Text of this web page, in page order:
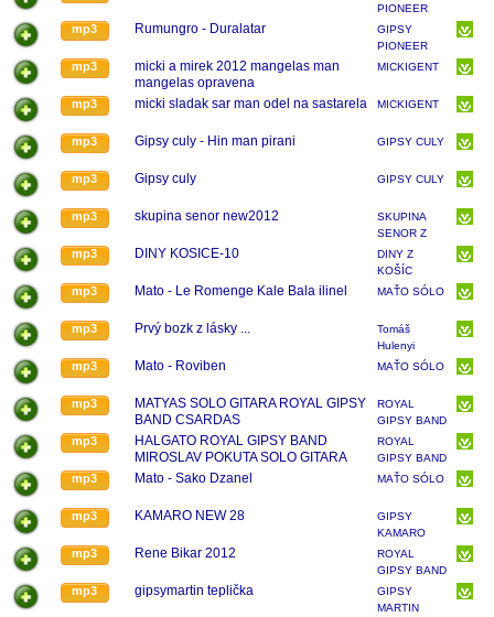
PIONEER
mp3 Rumungro - Duralatar
GIPSY
PIONEER
mp3
micki a mirek 2012 mangelas man
mangelas opravena
MICKIGENT
mp3 micki sladak sar man odel na sastarela MICKIGENT
mp3 Gipsy culy - Hin man pirani GIPSY CULY
mp3 Gipsy culy GIPSY CULY
mp3 skupina senor new2012
SKUPINA
SENOR Z
KOŠÍC
mp3 DINY KOSICE-10
DINY Z
KOŠÍC
mp3 Mato - Le Romenge Kale Bala ilinel MAŤO SÓLO
mp3 Prvý bozk z lásky ...
Tomáš
Hulenyi
mp3 Mato - Roviben MAŤO SÓLO
mp3
MATYAS SOLO GITARA ROYAL GIPSY
BAND CSARDAS
ROYAL
GIPSY BAND
RENE BIKAR
mp3
HALGATO ROYAL GIPSY BAND
MIROSLAV POKUTA SOLO GITARA
ROYAL
GIPSY BAND
RENE BIKAR
mp3 Mato - Sako Dzanel MAŤO SÓLO
mp3 KAMARO NEW 28
GIPSY
KAMARO
MALČICE
mp3 Rene Bikar 2012
ROYAL
GIPSY BAND
RENE BIKAR
mp3 gipsymartin teplička
GIPSY
MARTIN